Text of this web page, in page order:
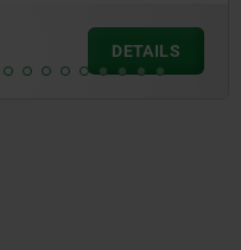
DETAILS